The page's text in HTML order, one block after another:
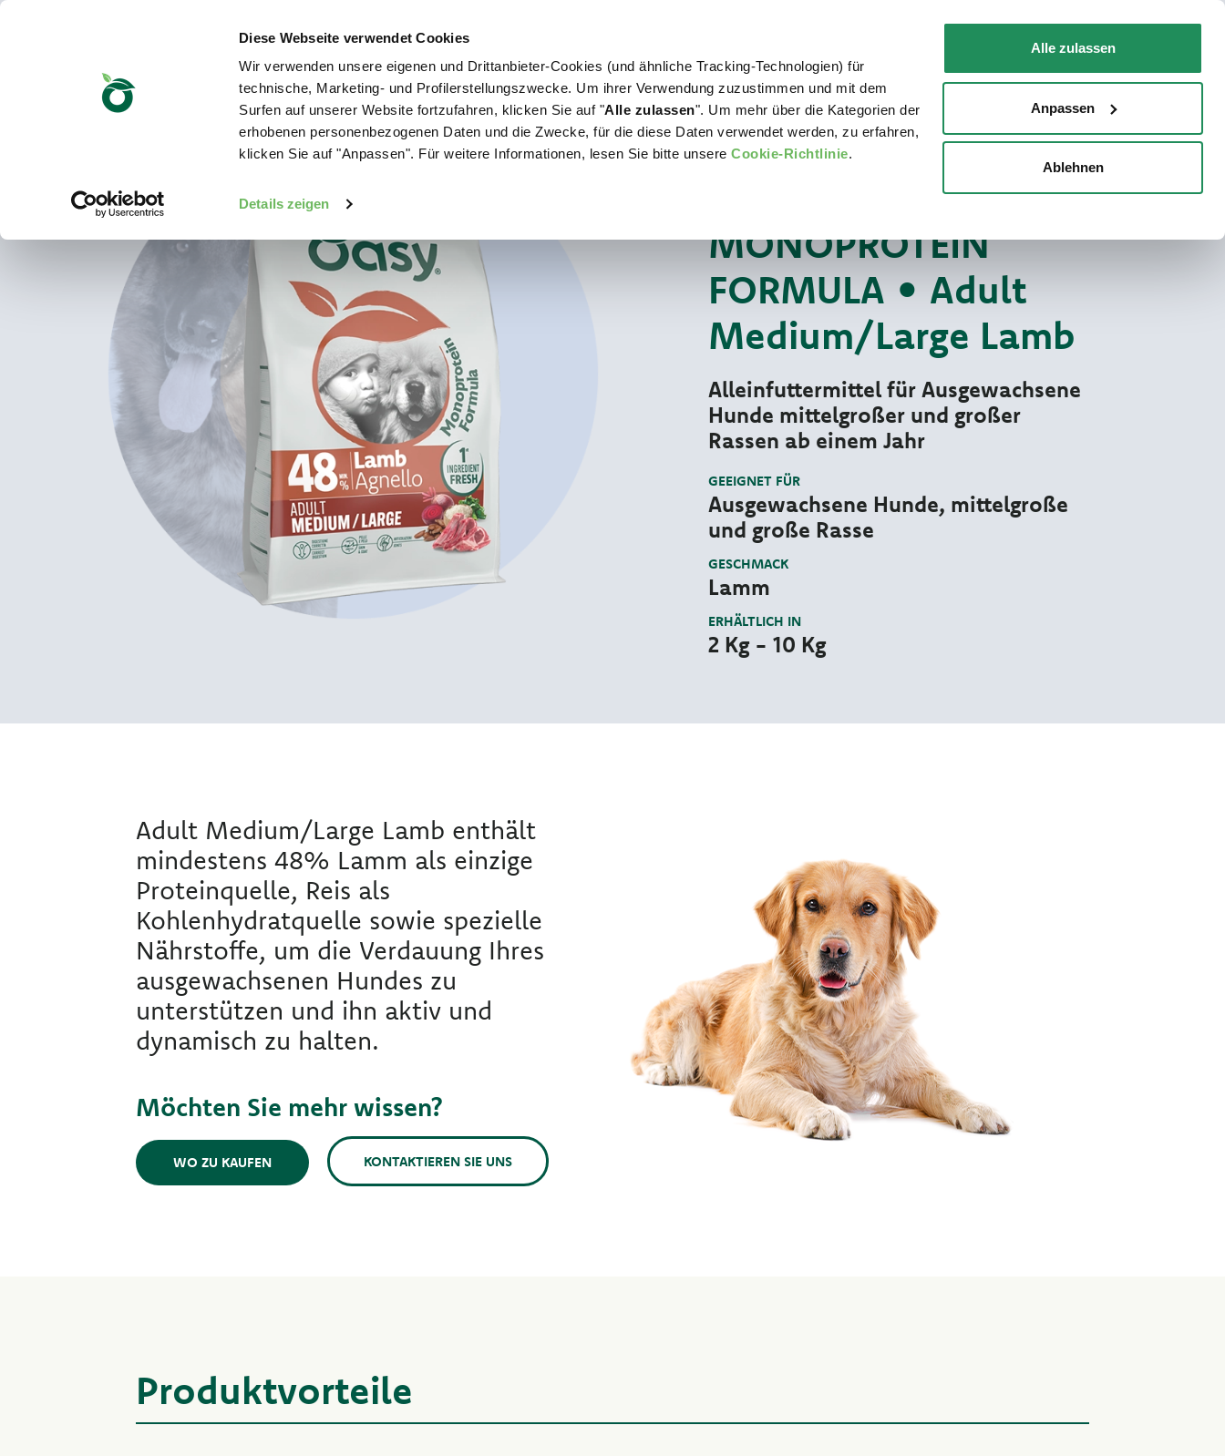
Diese Webseite verwendet Cookies
Wir verwenden unsere eigenen und Drittanbieter-Cookies (und ähnliche Tracking-Technologien) für
technische, Marketing- und Profilerstellungszwecke. Um ihrer Verwendung zuzustimmen und mit dem
Surfen auf unserer Website fortzufahren, klicken Sie auf "Alle zulassen". Um mehr über die Kategorien der
erhobenen personenbezogenen Daten und die Zwecke, für die diese Daten verwendet werden, zu erfahren,
klicken Sie auf "Anpassen". Für weitere Informationen, lesen Sie bitte unsereCookie-Richtlinie.
Details zeigen
Alle zulassen
Anpassen
Ablehnen
Kontakt
WORLD OF LOVE FÜR IHREN HUND FÜR IHRE KATZE WO ZU KAUFEN
MONOPROTEIN
FORMULA • Adult
Medium/Large Lamb
Alleinfuttermittel für Ausgewachsene
Hunde mittelgroßer und großer
Rassen ab einem Jahr
GEEIGNET FÜR
Ausgewachsene Hunde, mittelgroße
und große Rasse
GESCHMACK
Lamm
ERHÄLTLICH IN
2 Kg - 10 Kg
Adult Medium/Large Lamb enthält
mindestens 48% Lamm als einzige
Proteinquelle, Reis als
Kohlenhydratquelle sowie spezielle
Nährstoffe, um die Verdauung Ihres
ausgewachsenen Hundes zu
unterstützen und ihn aktiv und
dynamisch zu halten.
Möchten Sie mehr wissen?
WO ZU KAUFEN KONTAKTIEREN SIE UNS
Produktvorteile